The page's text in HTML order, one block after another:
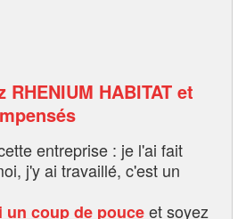
RHENIUM HABITAT et
entreprise : je l'ai fait
j'y ai travaillé, c'est un
un coup de pouceet soyez